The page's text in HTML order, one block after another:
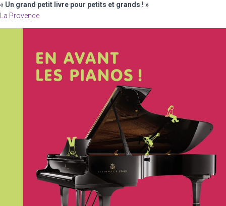
« Un grand petit livre pour petits et grands ! »
La Provence